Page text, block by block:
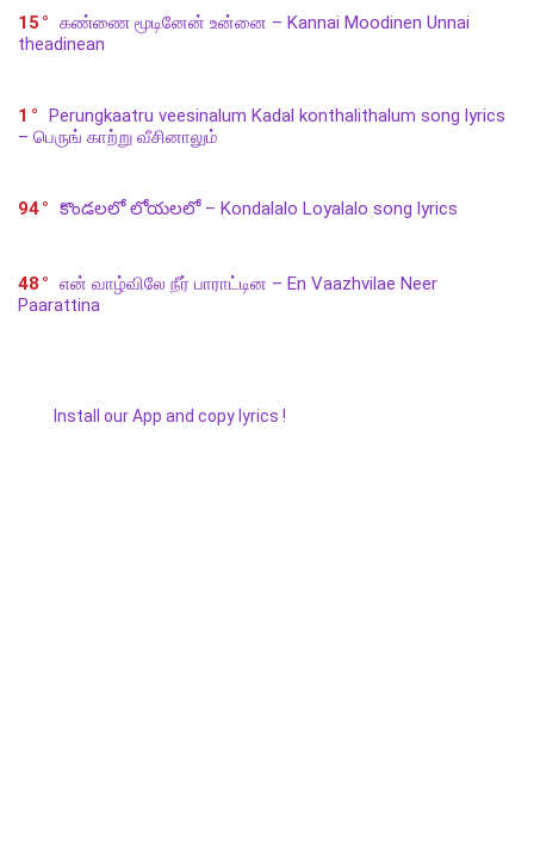
15
கண்ணை மூடினேன் உன்னை – Kannai Moodinen Unnai
theadinean
1
Perungkaatru veesinalum Kadal konthalithalum song lyrics
– பெருங் காற்று வீசினாலும்
94 కొండలలో లోయలలో – Kondalalo Loyalalo song lyrics
48
என் வாழ்விலே நீர் பாராட்டின – En Vaazhvilae Neer
Paarattina
Install our App and copy lyrics !